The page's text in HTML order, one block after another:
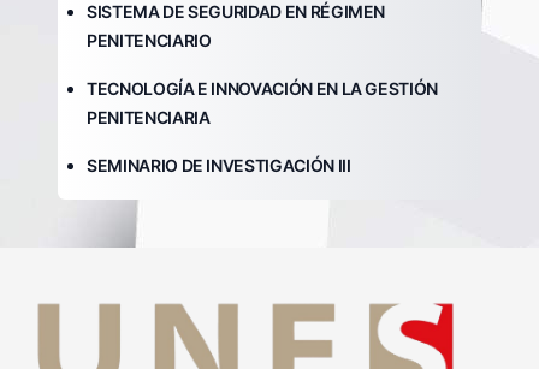
SISTEMA DE SEGURIDAD EN RÉGIMEN
PENITENCIARIO
TECNOLOGÍA E INNOVACIÓN EN LA GESTIÓN
PENITENCIARIA
SEMINARIO DE INVESTIGACIÓN III